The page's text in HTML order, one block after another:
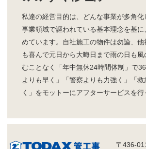
私達の経営目的は、どんな事業が多角
事業領域で謳われている基本理念を基に
めています。自社施工の物件は勿論、
も喜んで元日から大晦日まで雨の日も
むことなく「年中無休24時間体制」で
よりも早く」「警察よりも力強く」「救
く」をモットーにアフターサービスを行
〒436-